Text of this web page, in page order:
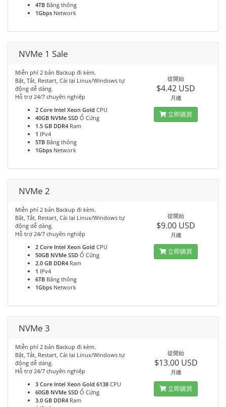
4TB Băng thông
1Gbps Network
NVMe 1 Sale
Miễn phí 2 bản Backup đi kèm.
Bật, Tắt, Restart, Cài lại Linux/Windows tự
động dễ dàng.
Hỗ trợ 24/7 chuyên nghiệp
2 Core Intel Xeon Gold CPU
40GB NVMe SSD Ổ Cứng
1.5 GB DDR4 Ram
1 IPv4
5TB Băng thông
1Gbps Network
從開始
$4.42 USD
月繳
立即購買
NVMe 2
Miễn phí 2 bản Backup đi kèm.
Bật, Tắt, Restart, Cài lại Linux/Windows tự
động dễ dàng.
Hỗ trợ 24/7 chuyên nghiệp
2 Core Intel Xeon Gold CPU
50GB NVMe SSD Ổ Cứng
2.0 GB DDR4 Ram
1 IPv4
6TB Băng thông
1Gbps Network
從開始
$9.00 USD
月繳
立即購買
NVMe 3
Miễn phí 2 bản Backup đi kèm.
Bật, Tắt, Restart, Cài lại Linux/Windows tự
động dễ dàng.
Hỗ trợ 24/7 chuyên nghiệp
3 Core Intel Xeon Gold 6138 CPU
60GB NVMe SSD Ổ Cứng
3.0 GB DDR4 Ram
從開始
$13.00 USD
月繳
立即購買